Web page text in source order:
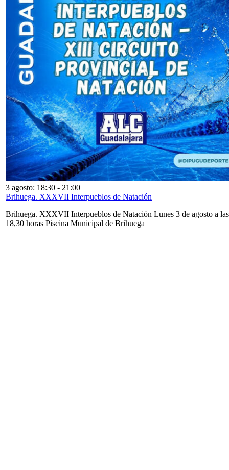
3 agosto: 18:30 - 21:00
Brihuega. XXXVII Interpueblos de Natación
Brihuega. XXXVII Interpueblos de Natación Lunes 3 de agosto a las
18,30 horas Piscina Municipal de Brihuega